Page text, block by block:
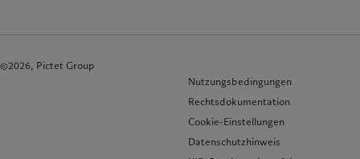
©2026, Pictet Group
Nutzungsbedingungen
Rechtsdokumentation
Cookie-Einstellungen
Datenschutzhinweis